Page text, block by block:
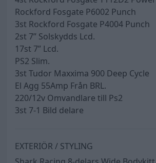
Rockford Fosgate P6002 Punch
3st Rockford Fosgate P4004 Punch
2st 7” Solskydds Lcd.
17st 7” Lcd.
PS2 Slim.
3st Tudor Maxxima 900 Deep Cycle
El Agg 55Amp Från BRL.
220/12v Omvandlare till Ps2
3st 7-1 Bild delare
EXTERIÖR / STYLING